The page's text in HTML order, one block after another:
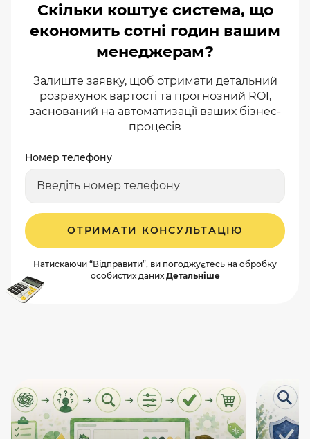
Скільки коштує система, що
економить сотні годин вашим
менеджерам?
Залиште заявку, щоб отримати детальний
розрахунок вартості та прогнозний ROI,
заснований на автоматизації ваших бізнес-
процесів
Номер телефону
ОТРИМАТИ КОНСУЛЬТАЦІЮ
Натискаючи “Відправити”, ви погоджуєтесь на обробку
особистих даних Детальніше